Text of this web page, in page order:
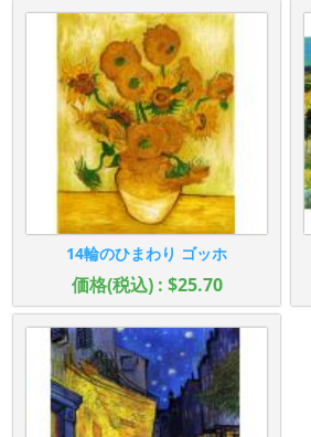
14輪のひまわり ゴッホ
価格(税込) : $25.70